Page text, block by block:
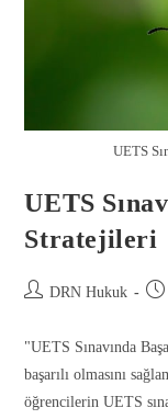
UETS
UETS
Stratejileri
DRN Hukuk
"UETS Sınavında
başarılı olmasını
öğrencilerin UETS